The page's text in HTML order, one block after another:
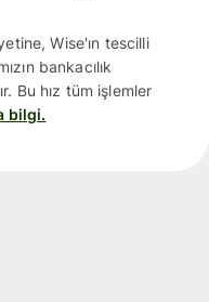
Wise'ın tescilli
bankacılık
Bu hız tüm işlemler
bilgi.